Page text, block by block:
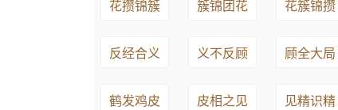
花攒锦簇 簇锦团花 花簇锦攒
反经合义 义不反顾 顾全大局
鹤发鸡皮 皮相之见 见精识精